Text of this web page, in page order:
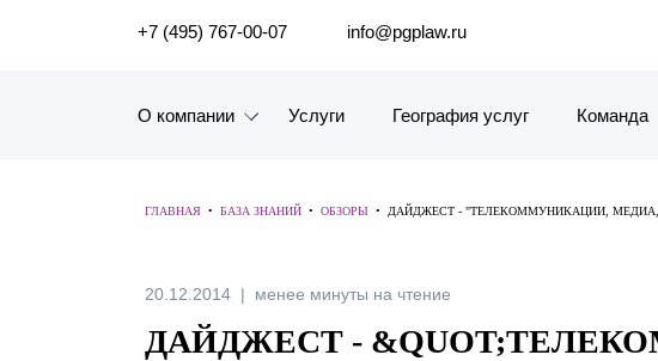
ПОИСК ПО САЙТУ
+7 (495) 767-00-07 info@pgplaw.ru
О компании
Наш опыт
Рейтинги, Награды, Цифры
Услуги География услуг Команда
ГЛАВНАЯ • БАЗА ЗНАНИЙ • ОБЗОРЫ • ДАЙДЖЕСТ - "ТЕЛЕКОММУНИКАЦИИ, МЕДИА,
20.12.2014 менее минуты на чтение
ДАЙДЖЕСТ -